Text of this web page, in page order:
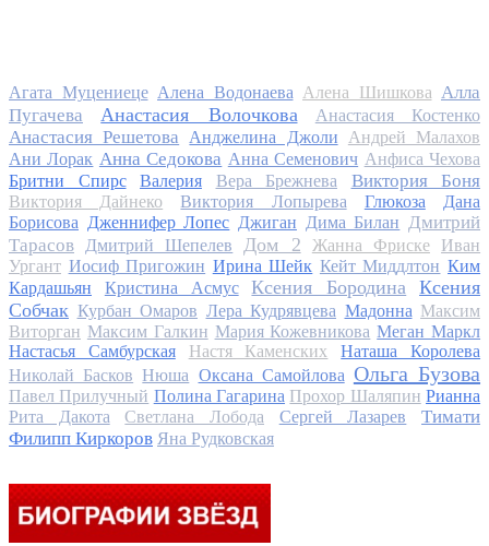
Агата Муцениеце Алена Водонаева Алена Шишкова Алла
Пугачева
Анастасия Волочкова Анастасия Костенко
Анастасия Решетова Анджелина Джоли
Андрей Малахов
Ани Лорак Анна Седокова Анна Семенович Анфиса Чехова
Бритни Спирс
Валерия Вера Брежнева Виктория Боня
Виктория Дайнеко Виктория Лопырева Глюкоза
Дана
Борисова Дженнифер Лопес Джиган Дима Билан Дмитрий
Тарасов
Дмитрий Шепелев Дом 2 Жанна Фриске
Иван
Ургант Иосиф Пригожин Ирина Шейк Кейт Миддлтон Ким
Кардашьян
Кристина Асмус Ксения Бородина
Ксения
Собчак Курбан Омаров Лера Кудрявцева Мадонна Максим
Виторган Максим Галкин Мария Кожевникова Меган Маркл
Настасья Самбурская
Настя Каменских
Наташа Королева
Николай Басков Нюша Оксана Самойлова Ольга Бузова
Павел Прилучный Полина Гагарина Прохор Шаляпин Рианна
Рита Дакота
Светлана Лобода Сергей Лазарев
Тимати
Филипп Киркоров Яна Рудковская